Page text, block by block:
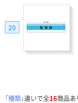
20
「種類」違いで全16商品あ